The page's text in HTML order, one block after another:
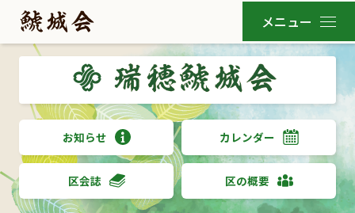
お知らせ カレンダー
区会誌 区の概要